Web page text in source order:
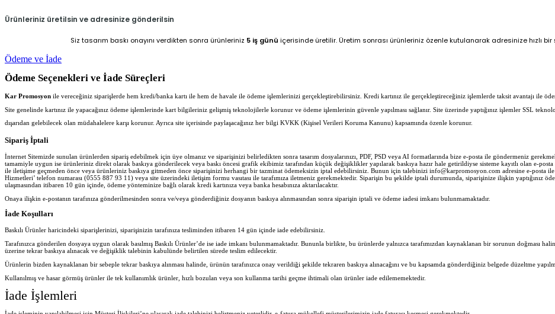
Ürünleriniz üretilsin ve adresinize gönderilsin
Siz tasarım baskı onayını verdikten sonra ürünleriniz 5 iş günü içerisinde üretilir. Üretim sonrası ürünleriniz özenle kutulanarak adresinize hızlı bir
Ödeme ve İade
Ödeme Seçenekleri ve İade Süreçleri
Kar Promosyon ile vereceğiniz siparişlerde hem kredi/banka kartı ile hem de havale ile ödeme işlemlerinizi gerçekleştirebilirsiniz. Kredi kartınız ile gerçekleştireceğiniz işlemlerde taksit avantajı ile
Site genelinde kartınız ile yapacağınız ödeme işlemlerinde kart bilgileriniz gelişmiş teknolojilerle korunur ve ödeme işlemlerinin güvenle yapılması sağlanır. Site üzerinde yaptığınız işlemler SSL
dışarıdan gelebilecek olan müdahalelere karşı korunur. Ayrıca site içerisinde paylaşacağınız her bilgi KVKK (Kişisel Verileri Koruma Kanunu) kapsamında özenle korunur.
Sipariş İptali
İnternet Sitemizde sunulan ürünlerden sipariş edebilmek için üye olmanız ve siparişinizi belirledikten sonra tasarım dosyalarınızı, PDF, PSD veya AI formatlarında bize e-posta ile göndermeniz
tamamiyle uygun ise ürünleriniz direkt olarak baskıya gönderilecek veya baskı öncesi grafik ekibimiz tarafından küçük değişiklikler yapılarak baskıya hazır hale getirildiyse sisteme kayıtlı olan e-
ile iletişime geçmeden önce veya ürünleriniz baskıya gitmeden önce siparişinizi herhangi bir tazminat ödemeksizin iptal edebilirsiniz. Bunun için talebinizi info@karpromosyon.com adresine e-posta
Hizmetleri’ telefon numarası (0555 887 93 11) veya site üzerindeki iletişim formu vasıtası ile tarafımıza iletmeniz gerekmektedir. Siparişin bu şekilde iptali durumunda, siparişinize ilişkin yaptığınız
ulaşmasından itibaren 10 gün içinde, ödeme yönteminize bağlı olarak kredi kartınıza veya banka hesabınıza aktarılacaktır.
Onaya ilişkin e-postanın tarafınıza gönderilmesinden sonra ve/veya gönderdiğiniz dosyanın baskıya alınmasından sonra siparişin iptali ve ödeme iadesi imkanı bulunmamaktadır.
İade Koşulları
Baskılı Ürünler haricindeki siparişlerinizi, siparişinizin tarafınıza tesliminden itibaren 14 gün içinde iade edebilirsiniz.
Tarafınızca gönderilen dosyaya uygun olarak basılmış Baskılı Ürünler’de ise iade imkanı bulunmamaktadır. Bununla birlikte, bu ürünlerde yalnızca tarafımızdan kaynaklanan bir sorunun doğması
üzerine tekrar baskıya alınacak ve değişiklik talebinin kabulünde belirtilen sürede teslim edilecektir.
Ürünlerin bizden kaynaklanan bir sebeple tekrar baskıya alınması halinde, ürünün tarafınızca onay verildiği şekilde tekraren baskıya alınacağını ve bu kapsamda gönderdiğiniz belgede düzeltme
Kullanılmış ve hasar görmüş ürünler ile tek kullanımlık ürünler, hızlı bozulan veya son kullanma tarihi geçme ihtimali olan ürünler iade edilememektedir.
İade İşlemleri